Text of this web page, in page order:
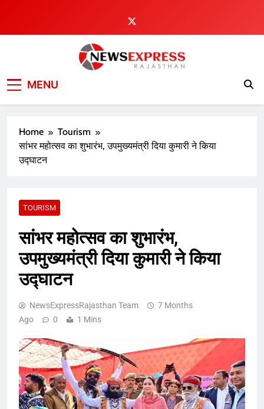
content
MENU
Home
Tourism
सांभर महोत्सव का शुभारंभ, उपमुख्यमंत्री दिया कुमारी ने किया
उद्घाटन
TOURISM
सांभर महोत्सव का शुभारंभ,
उपमुख्यमंत्री दिया कुमारी ने किया
उद्घाटन
NewsExpressRajasthan Team
7 Months
Ago
0 1 Mins